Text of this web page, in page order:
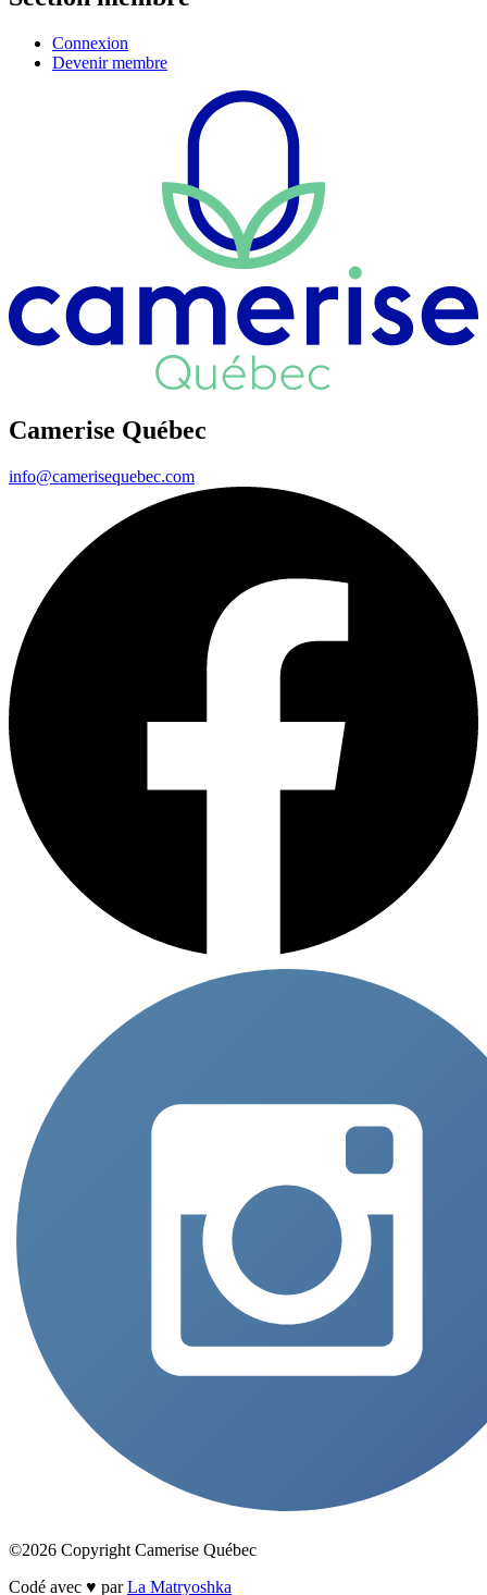
Connexion
Devenir membre
Camerise Québec
info@camerisequebec.com
©2026 Copyright Camerise Québec
Codé avec ♥ parLa Matryoshka